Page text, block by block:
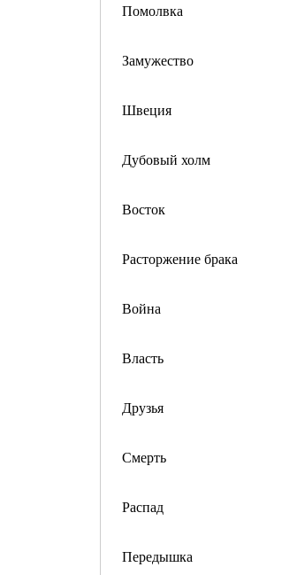
Помолвка
Замужество
Швеция
Дубовый холм
Восток
Расторжение брака
Война
Власть
Друзья
Смерть
Распад
Передышка